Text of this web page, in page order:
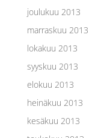
joulukuu 2013
marraskuu 2013
lokakuu 2013
syyskuu 2013
elokuu 2013
heinäkuu 2013
kesäkuu 2013